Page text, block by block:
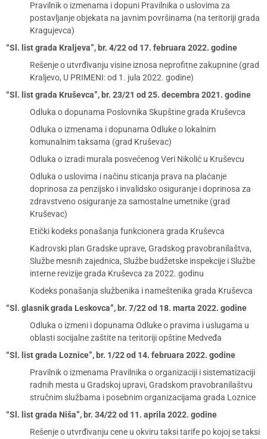
Pravilnik o izmenama i dopuni Pravilnika o uslovima za
postavljanje objekata na javnim površinama (na teritoriji grada
Kragujevca)
“Sl. list grada Kraljeva”, br. 4/22 od 17. februara 2022. godine
Rešenje o utvrđivanju visine iznosa neprofitne zakupnine (grad
Kraljevo, U PRIMENI: od 1. jula 2022. godine)
“Sl. list grada Kruševca”, br. 23/21 od 25. decembra 2021. godine
Odluka o dopunama Poslovnika Skupštine grada Kruševca
Odluka o izmenama i dopunama Odluke o lokalnim
komunalnim taksama (grad Kruševac)
Odluka o izradi murala posvećenog Veri Nikolić u Kruševcu
Odluka o uslovima i načinu sticanja prava na plaćanje
doprinosa za penzijsko i invalidsko osiguranje i doprinosa za
zdravstveno osiguranje za samostalne umetnike (grad
Kruševac)
Etički kodeks ponašanja funkcionera grada Kruševca
Kadrovski plan Gradske uprave, Gradskog pravobranilaštva,
Službe mesnih zajednica, Službe budžetske inspekcije i Službe
interne revizije grada Kruševca za 2022. godinu
Kodeks ponašanja službenika i nameštenika grada Kruševca
“Sl. glasnik grada Leskovca”, br. 7/22 od 18. marta 2022. godine
Odluka o izmeni i dopunama Odluke o pravima i uslugama u
oblasti socijalne zaštite na teritoriji opštine Medveđa
“Sl. list grada Loznice”, br. 1/22 od 14. februara 2022. godine
Pravilnik o izmenama Pravilnika o organizaciji i sistematizaciji
radnih mesta u Gradskoj upravi, Gradskom pravobranilaštvu
stručnim službama i posebnim organizacijama grada Loznice
“Sl. list grada Niša”, br. 34/22 od 11. aprila 2022. godine
Rešenje o utvrđivanju cene u okviru taksi tarife po kojoj se taksi